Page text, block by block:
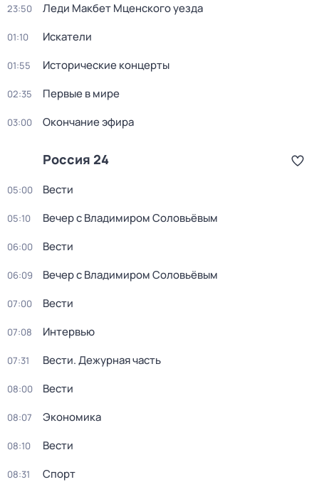
23:50 Леди Макбет Мценского уезда
01:10 Искатели
01:55 Исторические концерты
02:35 Первые в мире
03:00 Окончание эфира
Россия 24
05:00 Вести
05:10 Вечер с Владимиром Соловьёвым
06:00 Вести
06:09 Вечер с Владимиром Соловьёвым
07:00 Вести
07:08 Интервью
07:31 Вести. Дежурная часть
08:00 Вести
08:07 Экономика
08:10 Вести
08:31 Спорт